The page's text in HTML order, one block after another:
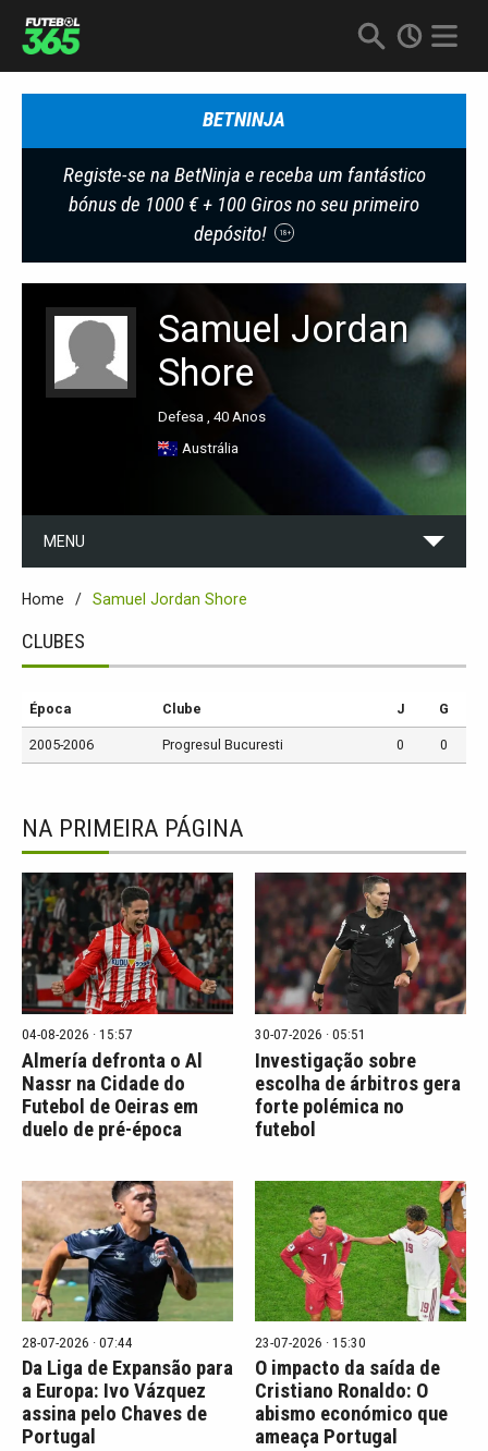
BETNINJA
Registe-se na BetNinja e receba um fantástico
bónus de 1000 € + 100 Giros no seu primeiro
depósito!
18+
Samuel Jordan
Shore
Defesa , 40 Anos
Austrália
MENU
Home Samuel Jordan Shore
CLUBES
Época Clube J G
2005-2006 Progresul Bucuresti 0 0
NA PRIMEIRA PÁGINA
04-08-2026 · 15:57
Almería defronta o Al
Nassr na Cidade do
Futebol de Oeiras em
duelo de pré-época
30-07-2026 · 05:51
Investigação sobre
escolha de árbitros gera
forte polémica no
futebol
28-07-2026 · 07:44
Da Liga de Expansão para
a Europa: Ivo Vázquez
assina pelo Chaves de
Portugal
23-07-2026 · 15:30
O impacto da saída de
Cristiano Ronaldo: O
abismo económico que
ameaça Portugal